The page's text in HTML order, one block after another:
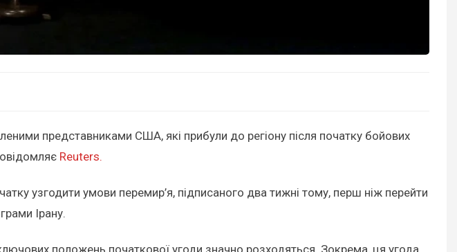
представниками США, які прибули до регіону після початку бойових
Reuters.
узгодити умови перемир’я, підписаного два тижні тому, перш ніж перейти
Ірану.
положень початкової угоди значно розходяться. Зокрема, ця угода